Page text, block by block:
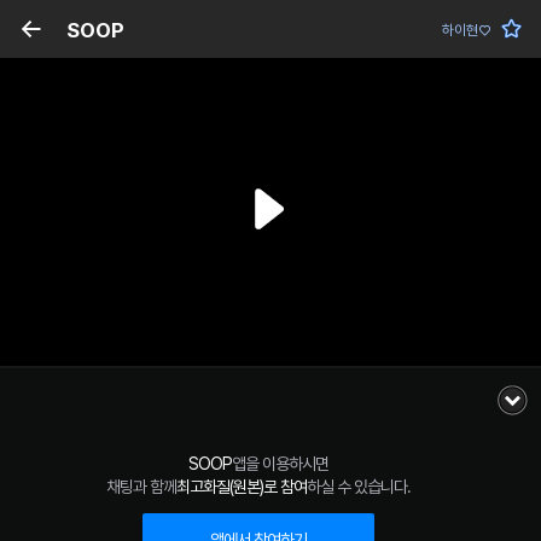
SOOP 하이현♡
SOOP앱을 이용하시면
채팅과 함께최고화질(원본)로 참여하실 수 있습니다.